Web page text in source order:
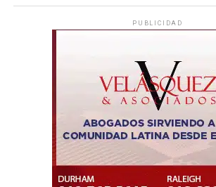
PUBLICIDAD